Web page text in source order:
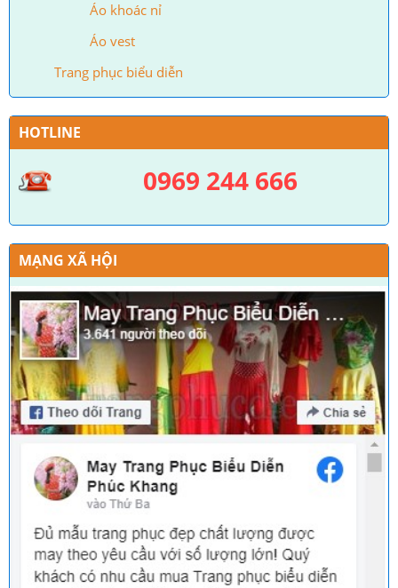
Áo khoác nỉ
Áo vest
Trang phục biểu diễn
HOTLINE
0969 244 666
MẠNG XÃ HỘI